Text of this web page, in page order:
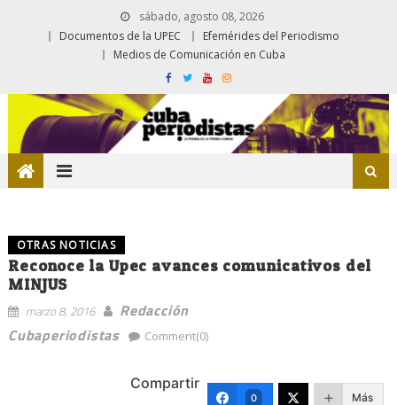
sábado, agosto 08, 2026
Documentos de la UPEC
Efemérides del Periodismo
Medios de Comunicación en Cuba
OTRAS NOTICIAS
Reconoce la Upec avances comunicativos del
MINJUS
marzo 8, 2016
Redacción
Cubaperiodistas
Comment(0)
Compartir
0 Más